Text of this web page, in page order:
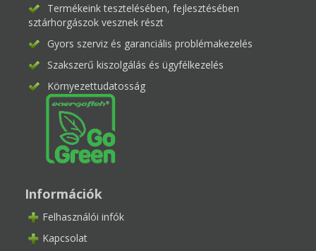
Termékeink tesztelésében, fejlesztésében
sztárhorgászok vesznek részt
Gyors szerviz és garanciális problémakezelés
Szakszerű kiszolgálás és ügyfélkezelés
Környezettudatosság
Információk
Felhasználói infók
Kapcsolat